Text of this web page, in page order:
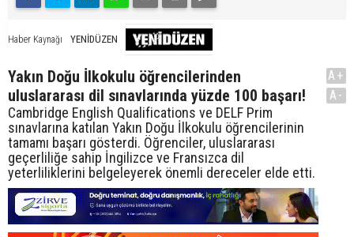
Haber Kaynağı YENİDÜZEN
Yakın Doğu İlkokulu öğrencilerinden
uluslararası dil sınavlarında yüzde 100 başarı!
Cambridge English Qualifications ve DELF Prim
sınavlarına katılan Yakın Doğu İlkokulu öğrencilerinin
tamamı başarı gösterdi. Öğrenciler, uluslararası
geçerliliğe sahip İngilizce ve Fransızca dil
yeterliliklerini belgeleyerek önemli dereceler elde etti.
A+
A-